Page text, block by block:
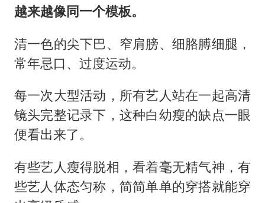
越来越像同一个模板。
清一色的尖下巴、窄肩膀、细胳膊细腿，
常年忌口、过度运动。
每一次大型活动，所有艺人站在一起高清
镜头完整记录下，这种白幼瘦的缺点一眼
便看出来了。
有些艺人瘦得脱相，看着毫无精气神，有
些艺人体态匀称，简简单单的穿搭就能穿